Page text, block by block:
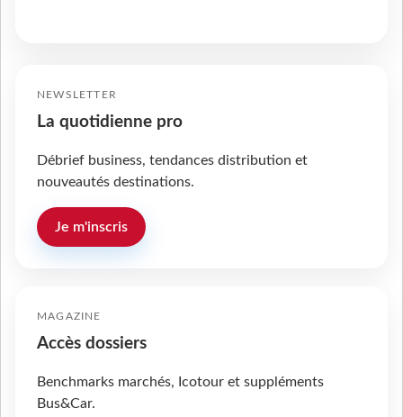
NEWSLETTER
La quotidienne pro
Débrief business, tendances distribution et
nouveautés destinations.
Je m'inscris
MAGAZINE
Accès dossiers
Benchmarks marchés, Icotour et suppléments
Bus&Car.